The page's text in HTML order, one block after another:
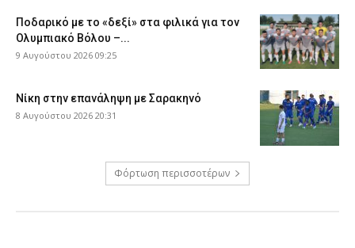
Ποδαρικό με το «δεξί» στα φιλικά για τον
Ολυμπιακό Βόλου –...
9 Αυγούστου 2026 09:25
Νίκη στην επανάληψη με Σαρακηνό
8 Αυγούστου 2026 20:31
Φόρτωση περισσοτέρων